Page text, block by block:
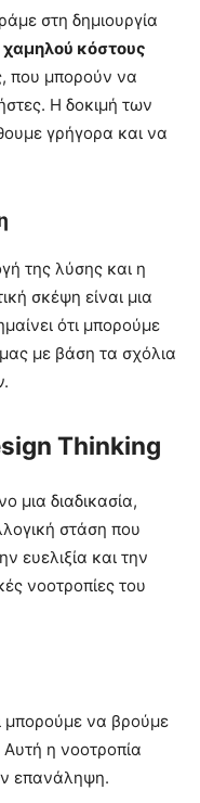
στη δημιουργία
χαμηλού κόστους
που μπορούν να
Η δοκιμή των
γρήγορα και να
της λύσης και η
σκέψη είναι μια
ότι μπορούμε
με βάση τα σχόλια
Thinking
μια διαδικασία,
στάση που
ευελιξία και την
νοοτροπίες του
μπορούμε να βρούμε
η νοοτροπία
επανάληψη.